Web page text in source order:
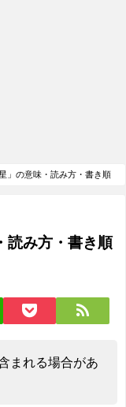
」の意味・読み方・書き順
読み方・書き順
まれる場合があ